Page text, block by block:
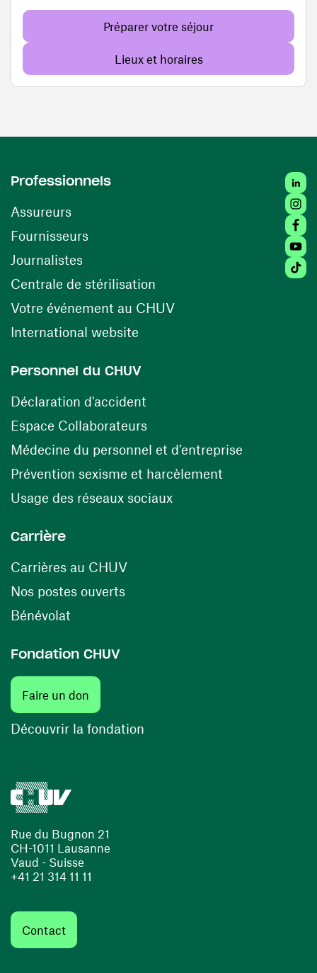
Préparer votre séjour
Lieux et horaires
Rue du Bugnon 21
CH-1011 Lausanne
Vaud - Suisse
+41 21 314 11 11
Contact
Professionnels
Assureurs
Fournisseurs(ouvre une nouvelle fenêtre)
Journalistes
Centrale de stérilisation (ouvre une nouvelle
Votre événement au CHUV(ouvre une nouvelle
International website
Personnel du CHUV
Déclaration d'accident
Espace Collaborateurs(ouvre une nouvelle fenêtre)
Médecine du personnel et d’entreprise
Prévention sexisme et harcèlement
Usage des réseaux sociaux(ouvre une nouvelle
Carrière
Carrières au CHUV(ouvre une nouvelle fenêtre)
Nos postes ouverts(ouvre une nouvelle fenêtre)
Bénévolat
Fondation CHUV
Faire un don
Découvrir la fondation